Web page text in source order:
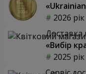
2026 рік
Доставка
«Вибір
2025 рік